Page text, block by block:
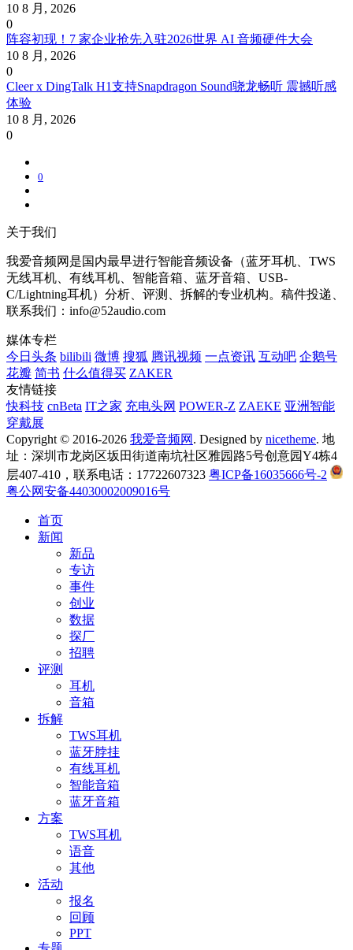
10 8 月, 2026
0
阵容初现！7 家企业抢先入驻2026世界 AI 音频硬件大会
10 8 月, 2026
0
Cleer x DingTalk H1支持Snapdragon Sound骁龙畅听 震撼听感
体验
10 8 月, 2026
0
0
关于我们
我爱音频网是国内最早进行智能音频设备（蓝牙耳机、TWS
无线耳机、有线耳机、智能音箱、蓝牙音箱、USB-
C/Lightning耳机）分析、评测、拆解的专业机构。稿件投递、
联系我们：info@52audio.com
媒体专栏
今日头条 bilibili 微博 搜狐 腾讯视频 一点资讯 互动吧 企鹅号
花瓣 简书 什么值得买 ZAKER
友情链接
快科技 cnBeta IT之家 充电头网 POWER-Z ZAEKE 亚洲智能
穿戴展
Copyright © 2016-2026 我爱音频网 . Designed by nicetheme. 地
址：深圳市龙岗区坂田街道南坑社区雅园路5号创意园Y4栋4
层407-410，联系电话：17722607323 粤ICP备16035666号-2
粤公网安备44030002009016号
首页
新闻
新品
专访
事件
创业
数据
探厂
招聘
评测
耳机
音箱
拆解
TWS耳机
蓝牙脖挂
有线耳机
智能音箱
蓝牙音箱
方案
TWS耳机
语音
其他
活动
报名
回顾
PPT